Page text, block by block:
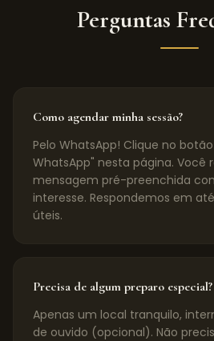
Perguntas
Como agendar minha sessão?
Pelo WhatsApp! Clique no
WhatsApp" nesta página. Você
mensagem pré-preenchida
interesse. Respondemos em
úteis.
Precisa de algum preparo especial?
Apenas um local tranquilo,
de ouvido (opcional). Não